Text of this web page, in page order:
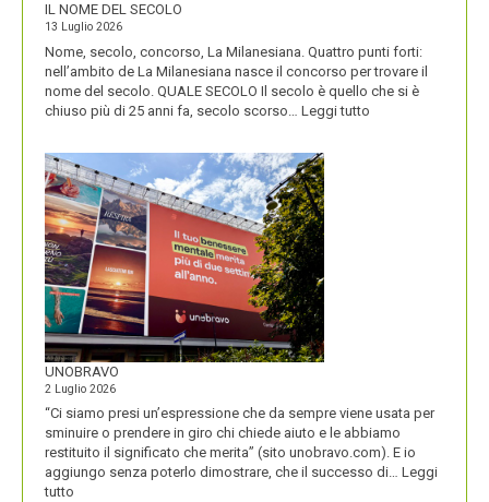
IL NOME DEL SECOLO
13 Luglio 2026
Nome, secolo, concorso, La Milanesiana. Quattro punti forti:
nell’ambito de La Milanesiana nasce il concorso per trovare il
nome del secolo. QUALE SECOLO Il secolo è quello che si è
chiuso più di 25 anni fa, secolo scorso… Leggi tutto
UNOBRAVO
2 Luglio 2026
“Ci siamo presi un’espressione che da sempre viene usata per
sminuire o prendere in giro chi chiede aiuto e le abbiamo
restituito il significato che merita” (sito unobravo.com). E io
aggiungo senza poterlo dimostrare, che il successo di… Leggi
tutto